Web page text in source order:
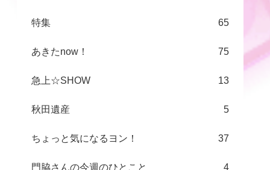
特集 65
あきたnow！ 75
急上☆SHOW 13
秋田遺産 5
ちょっと気になるヨン！ 37
門脇さんの今週のひとこと 4